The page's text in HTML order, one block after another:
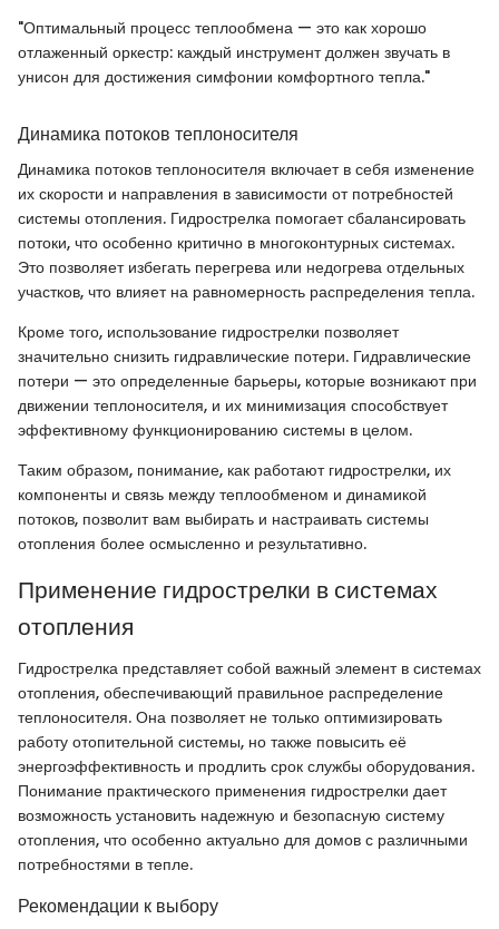
"Оптимальный процесс теплообмена — это как хорошо
отлаженный оркестр: каждый инструмент должен звучать в
унисон для достижения симфонии комфортного тепла."
Динамика потоков теплоносителя
Динамика потоков теплоносителя включает в себя изменение
их скорости и направления в зависимости от потребностей
системы отопления. Гидрострелка помогает сбалансировать
потоки, что особенно критично в многоконтурных системах.
Это позволяет избегать перегрева или недогрева отдельных
участков, что влияет на равномерность распределения тепла.
Кроме того, использование гидрострелки позволяет
значительно снизить гидравлические потери. Гидравлические
потери — это определенные барьеры, которые возникают при
движении теплоносителя, и их минимизация способствует
эффективному функционированию системы в целом.
Таким образом, понимание, как работают гидрострелки, их
компоненты и связь между теплообменом и динамикой
потоков, позволит вам выбирать и настраивать системы
отопления более осмысленно и результативно.
Применение гидрострелки в системах
отопления
Гидрострелка представляет собой важный элемент в системах
отопления, обеспечивающий правильное распределение
теплоносителя. Она позволяет не только оптимизировать
работу отопительной системы, но также повысить её
энергоэффективность и продлить срок службы оборудования.
Понимание практического применения гидрострелки дает
возможность установить надежную и безопасную систему
отопления, что особенно актуально для домов с различными
потребностями в тепле.
Рекомендации к выбору